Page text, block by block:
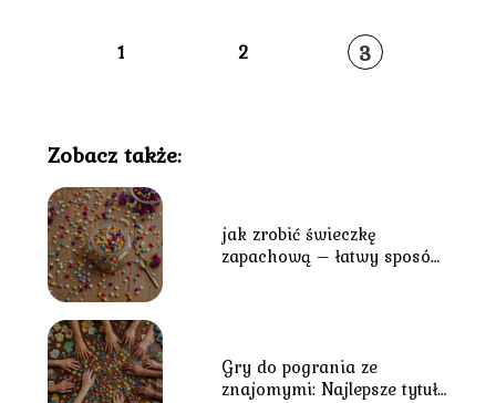
1 2 3
Zobacz także:
jak zrobić świeczkę
zapachową – łatwy sposób
Gry do pogrania ze
znajomymi: Najlepsze tytuły